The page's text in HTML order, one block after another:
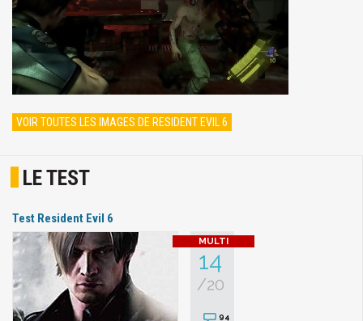
VOIR TOUTES LES IMAGES DE RESIDENT EVIL 6
LE TEST
Test Resident Evil 6
14
/20
94